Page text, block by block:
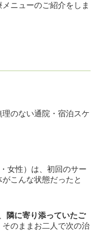
ニューのご紹介をしま
のない通院・宿泊スケ
女性）は、初回のサー
こんな状態だったと
隣に寄り添っていたご
そのままお二人で次の治